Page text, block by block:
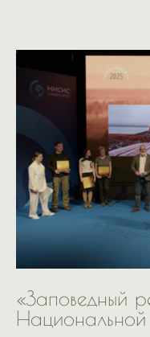
«Заповедный